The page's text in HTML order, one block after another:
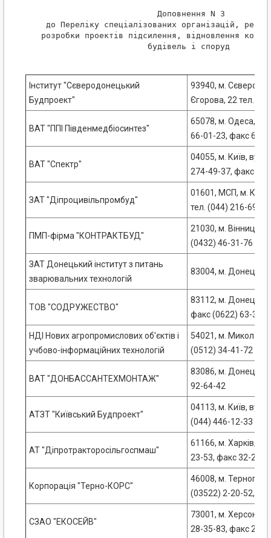
                          Доповнення N 3
до Переліку спеціалізованих організацій,
розробки проектів підсилення, відновлення
                        будівель і споруд
Інститут "Сєверодонецький
Будпроект"
93940, м.
Єгорова, 22 тел. 4-
ВАТ "ППІ Південмедбіосинтез"
65078, м. Одеса,
66-01-23, факс 66-
ВАТ "Спектр"
04055, м. Київ, вул.
274-49-37, факс
ЗАТ "Діпроцивільпромбуд"
01601, МСП, м. Київ-
тел. (044) 216-69-
ПМП-фірма "КОНТРАКТБУД"
21030, м. Вінниця,
(0432) 46-31-76
ЗАТ Донецький інститут з питань
зварювальних технологій
83004, м. Донецьк,
ТОВ "СОДРУЖЕСТВО"
83112, м. Донецьк,
факс (0622) 63-31-
НДІ Нових агропромислових об'єктів і
учбово-інформаційних технологій
54021, м. Миколаїв,
(0512) 34-41-72
ВАТ "ДОНБАССАНТЕХМОНТАЖ"
83086, м. Донецьк,
92-64-42
АТЗТ "Київський Будпроект"
04113, м. Київ, вул.
(044) 446-12-33
АТ "Діпротракторосільгоспмаш"
61166, м. Харків,
23-53, факс 32-23-
Корпорація "Терно-КОРС"
46008, м.
(03522) 2-20-52,
СЗАО "ЕКОСЕЙВ"
73001, м. Херсон,
28-35-83, факс 22-